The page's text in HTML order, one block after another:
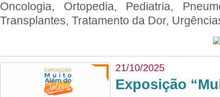
Oncologia, Ortopedia, Pediatria,
Transplantes, Tratamento da Dor,
21/10/2025
Exposição